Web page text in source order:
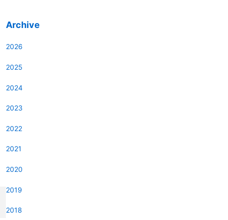
Archive
2026
2025
2024
2023
2022
2021
2020
2019
2018